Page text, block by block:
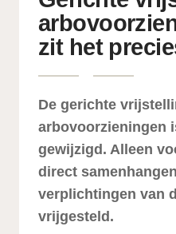
zit het
De gerichte
arbovoorzieningen
gewijzigd. Alleen
direct
verplichtingen van
vrijgesteld.